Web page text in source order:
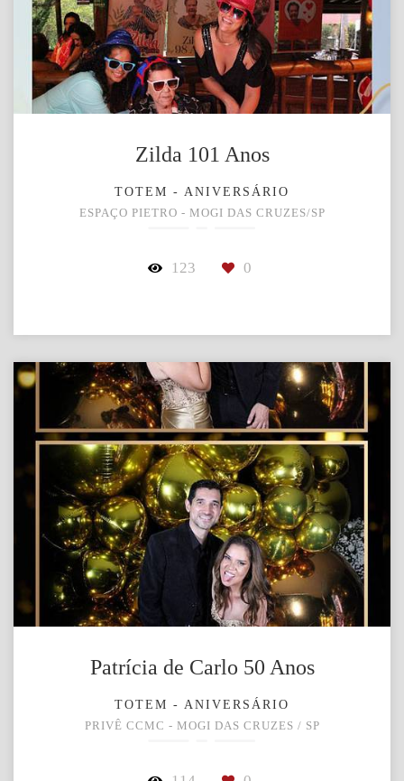
Zilda 101 Anos
TOTEM - ANIVERSÁRIO
ESPAÇO PIETRO - MOGI DAS CRUZES/SP
123 0
Patrícia de Carlo 50 Anos
TOTEM - ANIVERSÁRIO
PRIVÊ CCMC - MOGI DAS CRUZES / SP